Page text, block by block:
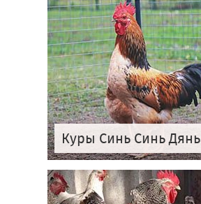
Куры Синь Синь Дянь